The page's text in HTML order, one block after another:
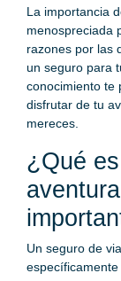
La importancia
menospreciada
razones por las
un seguro para
conocimiento te
disfrutar de tu
mereces.
¿Qué
Un seguro de